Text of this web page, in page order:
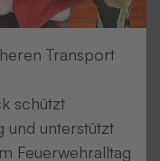
Transport
schützt
und unterstützt
Feuerwehralltag